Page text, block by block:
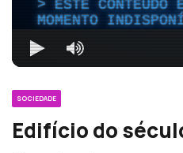
ESTE CONTEÚDO
MOMENTO
SOCIEDADE
Edifício do